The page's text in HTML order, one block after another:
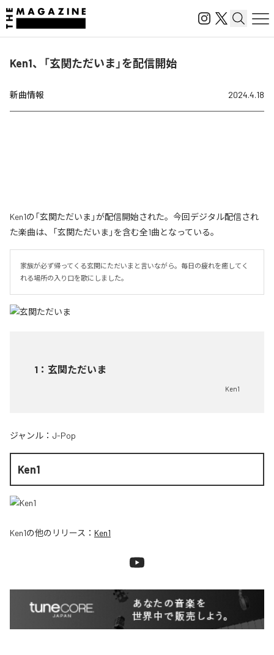
Ken1、「玄関ただいま」を配信開始
新曲情報 2024.4.18
Ken1の「玄関ただいま」が配信開始された。今回デジタル配信され
た楽曲は、「玄関ただいま」を含む全1曲となっている。
家族が必ず帰ってくる玄関にただいまと言いながら。毎日の疲れを癒してく
れる場所の入り口を歌にしました。
1 ： 玄関ただいま
Ken1
ジャンル： J-Pop
Ken1
Ken1の他のリリース： Ken1